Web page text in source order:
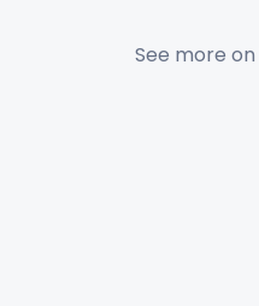
See more on